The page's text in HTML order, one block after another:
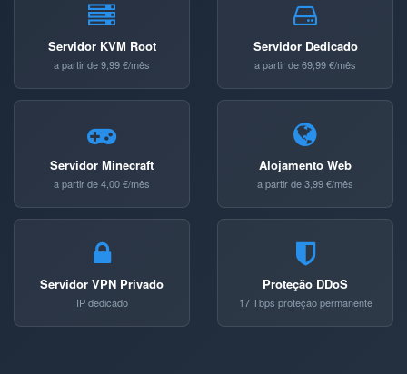
Servidor KVM Root
a partir de 9,99 €/mês
Servidor Dedicado
a partir de 69,99 €/mês
Servidor Minecraft
a partir de 4,00 €/mês
Alojamento Web
a partir de 3,99 €/mês
Servidor VPN Privado
IP dedicado
Proteção DDoS
17 Tbps proteção permanente